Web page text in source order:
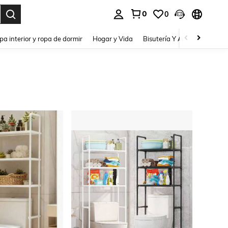
0 0
interior y ropa de dormir Hogar y Vida Bisutería Y Accesorios